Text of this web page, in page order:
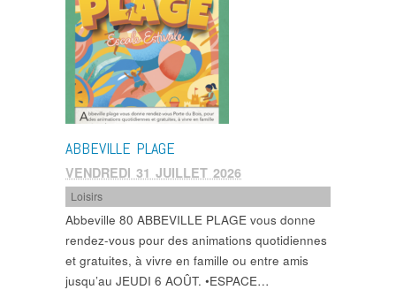
ABBEVILLE PLAGE
VENDREDI 31 JUILLET 2026
Loisirs
Abbeville 80 ABBEVILLE PLAGE vous donne
rendez-vous pour des animations quotidiennes
et gratuites, à vivre en famille ou entre amis
jusqu’au JEUDI 6 AOÛT. •ESPACE…